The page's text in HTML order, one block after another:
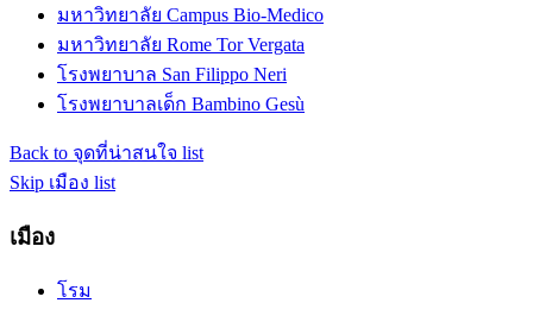
มหาวิทยาลัย Campus Bio-Medico
มหาวิทยาลัย Rome Tor Vergata
โรงพยาบาล San Filippo Neri
โรงพยาบาลเด็ก Bambino Gesù
Back to จุดที่น่าสนใจ list
Skip เมือง list
เมือง
โรม